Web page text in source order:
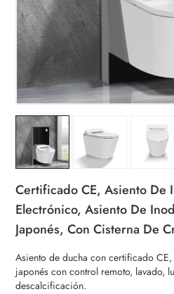
Certificado CE, Asiento De
Electrónico, Asiento De
Japonés, Con Cisterna De
Asiento de ducha con certificado
japonés con control remoto, lavado,
descalcificación.